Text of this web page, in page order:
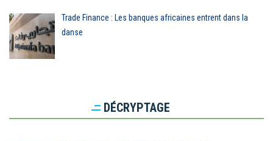
Trade Finance : Les banques africaines entrent dans la
danse
DÉCRYPTAGE